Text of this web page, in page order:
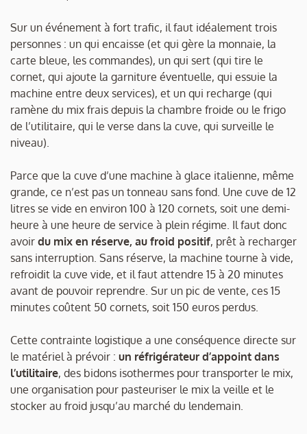
Sur un événement à fort trafic, il faut idéalement trois
personnes : un qui encaisse (et qui gère la monnaie, la
carte bleue, les commandes), un qui sert (qui tire le
cornet, qui ajoute la garniture éventuelle, qui essuie la
machine entre deux services), et un qui recharge (qui
ramène du mix frais depuis la chambre froide ou le frigo
de l’utilitaire, qui le verse dans la cuve, qui surveille le
niveau).
Parce que la cuve d’une machine à glace italienne, même
grande, ce n’est pas un tonneau sans fond. Une cuve de 12
litres se vide en environ 100 à 120 cornets, soit une demi-
heure à une heure de service à plein régime. Il faut donc
avoir du mix en réserve, au froid positif, prêt à recharger
sans interruption. Sans réserve, la machine tourne à vide,
refroidit la cuve vide, et il faut attendre 15 à 20 minutes
avant de pouvoir reprendre. Sur un pic de vente, ces 15
minutes coûtent 50 cornets, soit 150 euros perdus.
Cette contrainte logistique a une conséquence directe sur
le matériel à prévoir : un réfrigérateur d’appoint dans
l’utilitaire, des bidons isothermes pour transporter le mix,
une organisation pour pasteuriser le mix la veille et le
stocker au froid jusqu’au marché du lendemain.